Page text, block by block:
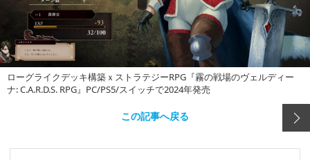
ローグライクデッキ構築ｘストラテジーRPG『霧の戦場のヴェルディー
ナ: C.A.R.D.S. RPG』PC/PS5/スイッチで2024年発売
この記事へ戻る